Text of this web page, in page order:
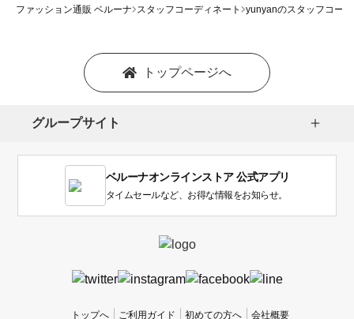
ファッション通販 ベルーナ スタッフコーディネート yunyanのスタッフコー
トップページへ
グループサイト
ベルーナオンラインストア 公式アプリ
タイムセールなど、お得な情報をお知らせ。
トップへ ご利用ガイド 初めての方へ 会社概要